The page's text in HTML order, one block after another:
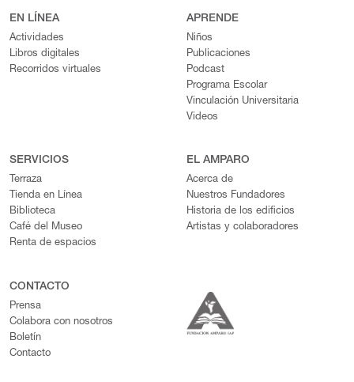
EN LÍNEA
Actividades
Libros digitales
Recorridos virtuales
APRENDE
Niños
Publicaciones
Podcast
Programa Escolar
Vinculación Universitaria
Videos
SERVICIOS
Terraza
Tienda en Línea
Biblioteca
Café del Museo
Renta de espacios
EL AMPARO
Acerca de
Nuestros Fundadores
Historia de los edificios
Artistas y colaboradores
CONTACTO
Prensa
Colabora con nosotros
Boletín
Contacto